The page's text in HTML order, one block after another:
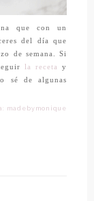
que con un
del día que
de semana. Si
la receta
y
sé de algunas
madebymonique